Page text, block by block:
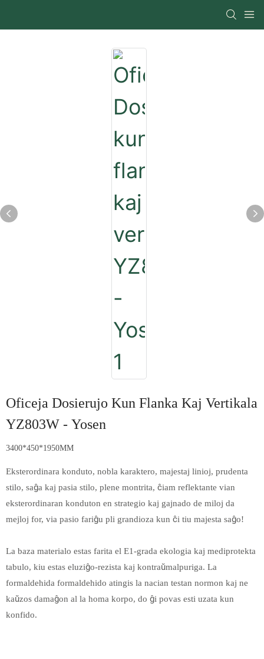
Oficeja Dosierujo Kun Flanka Kaj Vertikala
YZ803W - Yosen
3400*450*1950MM
Eksterordinara konduto, nobla karaktero, majestaj linioj, prudenta
stilo, saĝa kaj pasia stilo, plene montrita, ĉiam reflektante vian
eksterordinaran konduton en strategio kaj gajnado de miloj da
mejloj for, via pasio fariĝu pli grandioza kun ĉi tiu majesta saĝo!
La baza materialo estas farita el E1-grada ekologia kaj mediprotekta
tabulo, kiu estas eluziĝo-rezista kaj kontraŭmalpuriga. La
formaldehida formaldehido atingis la nacian testan normon kaj ne
kaŭzos damaĝon al la homa korpo, do ĝi povas esti uzata kun
konfido.